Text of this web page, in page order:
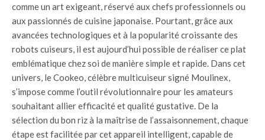
comme un art exigeant, réservé aux chefs professionnels ou
aux passionnés de cuisine japonaise. Pourtant, grâce aux
avancées technologiques et à la popularité croissante des
robots cuiseurs, il est aujourd’hui possible de réaliser ce plat
emblématique chez soi de manière simple et rapide. Dans cet
univers, le Cookeo, célèbre multicuiseur signé Moulinex,
s’impose comme l’outil révolutionnaire pour les amateurs
souhaitant allier efficacité et qualité gustative. De la
sélection du bon riz à la maîtrise de l’assaisonnement, chaque
étape est facilitée par cet appareil intelligent, capable de